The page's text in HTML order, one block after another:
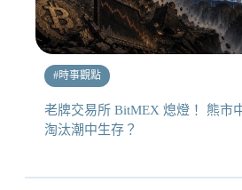
#時事觀點
老牌交易所 BitMEX 熄燈！ 熊市
淘汰潮中生存？